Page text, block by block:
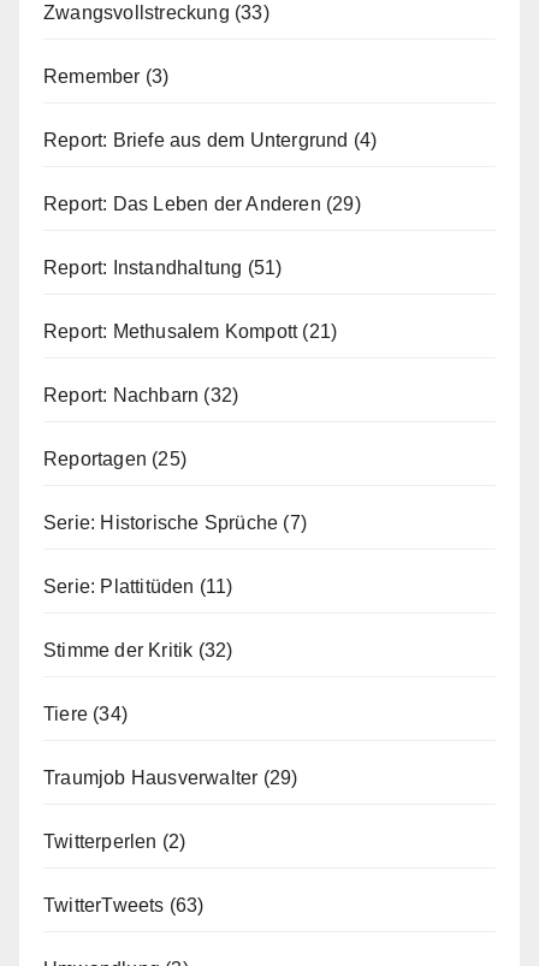
Zwangsvollstreckung (33)
Remember (3)
Report: Briefe aus dem Untergrund (4)
Report: Das Leben der Anderen (29)
Report: Instandhaltung (51)
Report: Methusalem Kompott(21)
Report: Nachbarn (32)
Reportagen (25)
Serie: Historische Sprüche (7)
Serie: Plattitüden (11)
Stimme der Kritik (32)
Tiere (34)
Traumjob Hausverwalter (29)
Twitterperlen (2)
TwitterTweets (63)